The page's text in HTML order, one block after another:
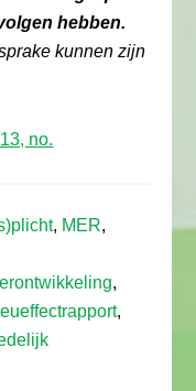
hebben.
kunnen zijn
no.
, MER,
,
,